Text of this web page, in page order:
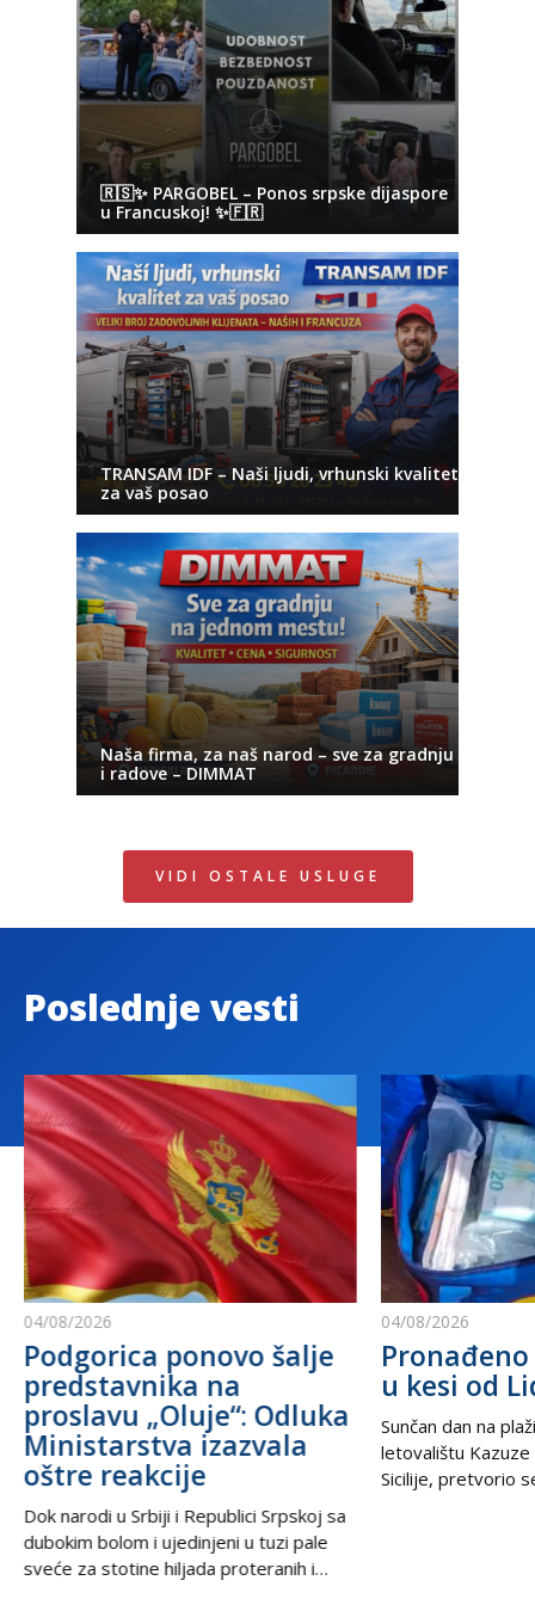
🇷🇸✨ PARGOBEL – Ponos srpske dijaspore
u Francuskoj! ✨🇫🇷
TRANSAM IDF – Naši ljudi, vrhunski kvalitet
za vaš posao
Naša firma, za naš narod – sve za gradnju
i radove – DIMMAT
VIDI OSTALE USLUGE
Poslednje vesti
04/08/2026
Podgorica ponovo šalje
predstavnika na
proslavu „Oluje“: Odluka
Ministarstva izazvala
oštre reakcije
Dok narodi u Srbiji i Republici Srpskoj sa
dubokim bolom i ujedinjeni u tuzi pale
sveće za stotine hiljada proteranih i
04/08/2026
Pronađeno
u kesi od
Sunčan dan na
letovalištu Kazuze
Sicilije, pretvorio